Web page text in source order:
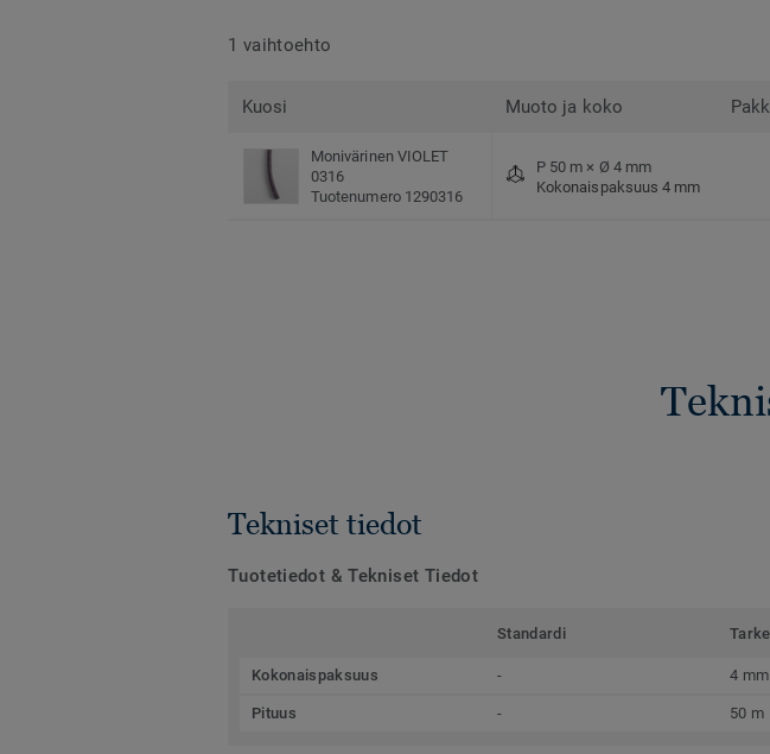
1 vaihtoehto
Kuosi Muoto ja koko
Monivärinen VIOLET
0316
Tuotenumero 1290316
P 50 m × Ø 4 mm
Kokonaispaksuus 4 mm
Tekniset tiedot
Tuotetiedot & Tekniset Tiedot
Standardi
Kokonaispaksuus - 4 mm
Pituus - 50 m